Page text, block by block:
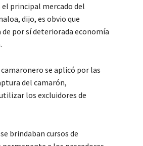
principal mercado del
dijo, es obvio que
por sí deteriorada economía
se aplicó por las
del camarón,
los excluidores de
brindaban cursos de